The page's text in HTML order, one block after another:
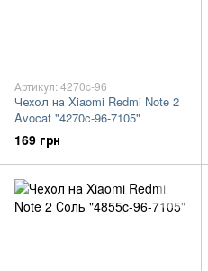
Артикул: 4270c-96
Чехол на Xiaomi Redmi Note 2
Avocat "4270c-96-7105"
169 грн